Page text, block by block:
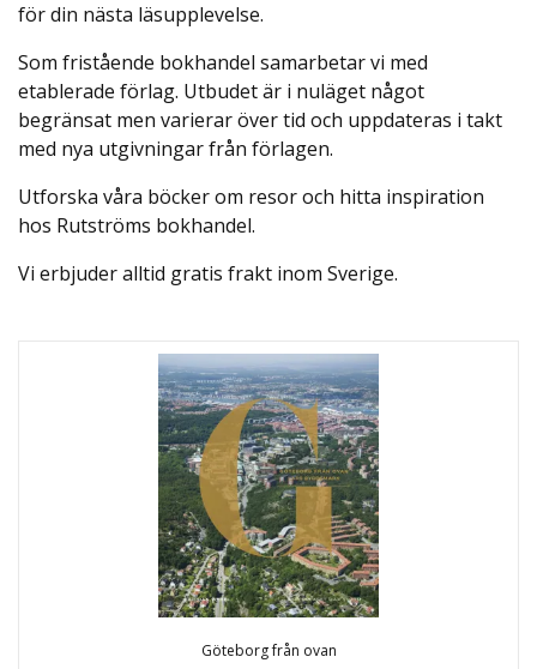
för din nästa läsupplevelse.
Som fristående bokhandel samarbetar vi med
etablerade förlag. Utbudet är i nuläget något
begränsat men varierar över tid och uppdateras i takt
med nya utgivningar från förlagen.
Utforska våra böcker om resor och hitta inspiration
hos Rutströms bokhandel.
Vi erbjuder alltid gratis frakt inom Sverige.
Göteborg från ovan